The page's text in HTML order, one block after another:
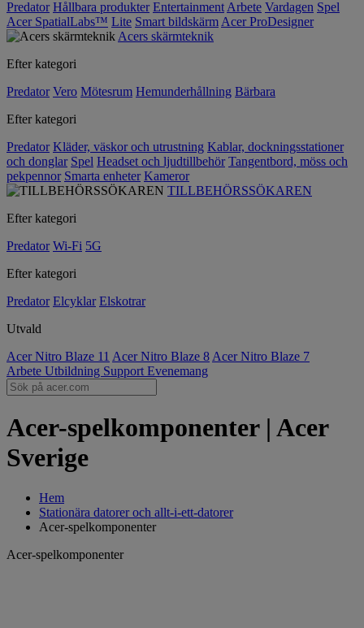
Predator Hållbara produkter Entertainment Arbete Vardagen Spel
Acer SpatialLabs™ Lite Smart bildskärm Acer ProDesigner
Acers skärmteknik
Efter kategori
Predator Vero Mötesrum Hemunderhållning Bärbara
Efter kategori
Predator Kläder, väskor och utrustning Kablar, dockningsstationer
och donglar Spel Headset och ljudtillbehör Tangentbord, möss och
pekpennor Smarta enheter Kameror
TILLBEHÖRSSÖKAREN
Efter kategori
Predator Wi-Fi 5G
Efter kategori
Predator Elcyklar Elskotrar
Utvald
Acer Nitro Blaze 11 Acer Nitro Blaze 8 Acer Nitro Blaze 7
Arbete Utbildning Support Evenemang
Acer-spelkomponenter | Acer
Sverige
Hem
Stationära datorer och allt-i-ett-datorer
Acer-spelkomponenter
Acer-spelkomponenter